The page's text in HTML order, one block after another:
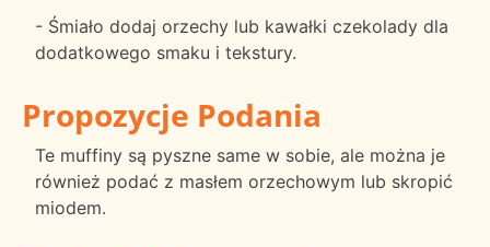
- Śmiało dodaj orzechy lub kawałki czekolady dla
dodatkowego smaku i tekstury.
Propozycje Podania
Te muffiny są pyszne same w sobie, ale można je
również podać z masłem orzechowym lub skropić
miodem.